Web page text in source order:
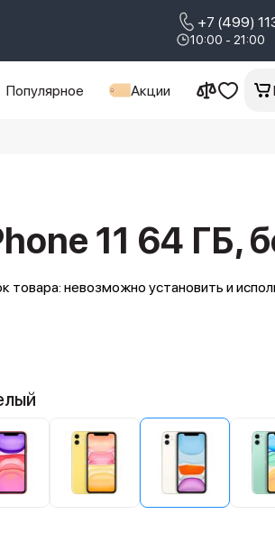
+7 (499)
10:00 - 21:00
Популярное Акции
11 64 ГБ,
товара: невозможно установить и